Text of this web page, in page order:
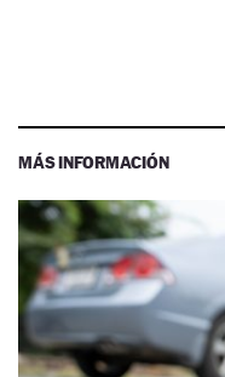
MÁS INFORMACIÓN